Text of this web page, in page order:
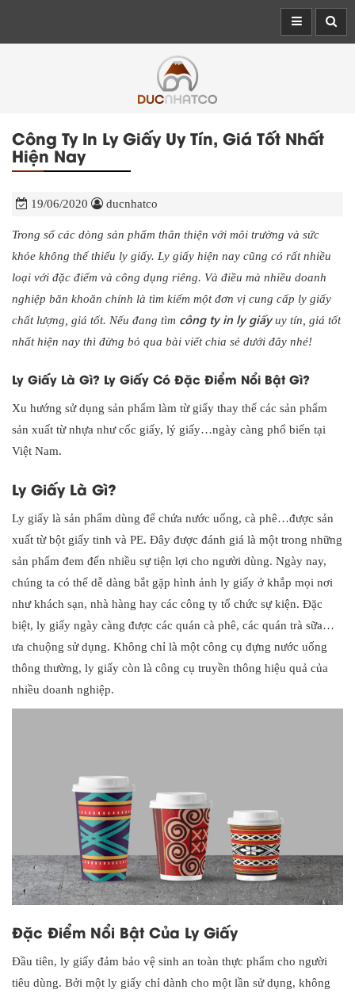
Công Ty In Ly Giấy Uy Tín, Giá Tốt Nhất
Hiện Nay
19/06/2020 ducnhatco
Trong số các dòng sản phẩm thân thiện với môi trường và sức
khỏe không thể thiếu ly giấy. Ly giấy hiện nay cũng có rất nhiều
loại với đặc điểm và công dụng riêng. Và điều mà nhiều doanh
nghiệp băn khoăn chính là tìm kiếm một đơn vị cung cấp ly giấy
chất lượng, giá tốt. Nếu đang tìm công ty in ly giấyuy tín, giá tốt
nhất hiện nay thì đừng bỏ qua bài viết chia sẻ dưới đây nhé!
Ly Giấy Là Gì? Ly Giấy Có Đặc Điểm Nổi Bật Gì?
Xu hướng sử dụng sản phẩm làm từ giấy thay thế các sản phẩm
sản xuất từ nhựa như cốc giấy, lý giấy…ngày càng phổ biến tại
Việt Nam.
Ly Giấy Là Gì?
Ly giấy là sản phẩm dùng để chứa nước uống, cà phê…được sản
xuất từ bột giấy tinh và PE. Đây được đánh giá là một trong những
sản phẩm đem đến nhiều sự tiện lợi cho người dùng. Ngày nay,
chúng ta có thể dễ dàng bắt gặp hình ảnh ly giấy ở khắp mọi nơi
như khách sạn, nhà hàng hay các công ty tổ chức sự kiện. Đặc
biệt, ly giấy ngày càng được các quán cà phê, các quán trà sữa…
ưa chuộng sử dụng. Không chỉ là một công cụ đựng nước uống
thông thường, ly giấy còn là công cụ truyền thông hiệu quả của
nhiều doanh nghiệp.
Đặc Điểm Nổi Bật Của Ly Giấy
Đầu tiên, ly giấy đảm bảo vệ sinh an toàn thực phẩm cho người
tiêu dùng. Bởi một ly giấy chỉ dành cho một lần sử dụng, không